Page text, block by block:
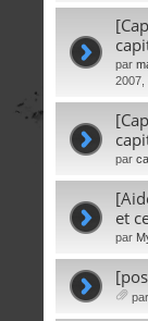
nt
es
par
2007,
par
et
par
par